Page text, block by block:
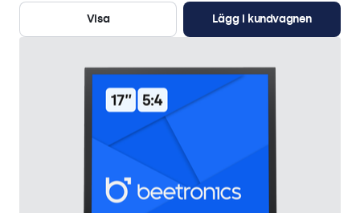
Visa
Lägg i kundvagnen